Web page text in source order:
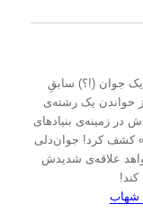
یک جوان (!؟) سابقِ
از خواندن یک رشته‌ی
در زمینه‌ی بنیادهای
کشف کرد! جوان‌دلی
علاقه‌ی شدیدش
شهاب